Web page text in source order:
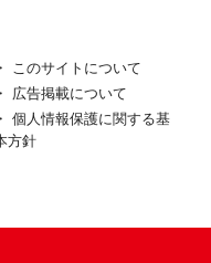
このサイトについて
広告掲載について
個人情報保護に関する基
方針